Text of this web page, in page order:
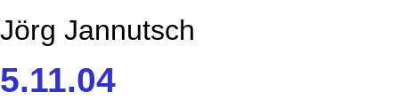
Jörg Jannutsch
5.11.04